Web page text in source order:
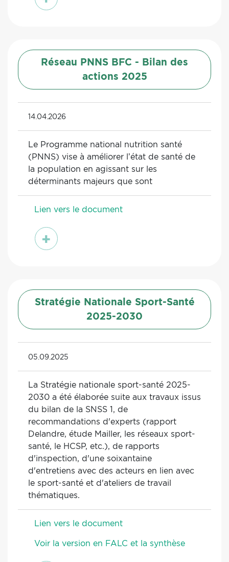
Réseau PNNS BFC - Bilan des
actions 2025
14.04.2026
Le Programme national nutrition santé
(PNNS) vise à améliorer l’état de santé de
la population en agissant sur les
déterminants majeurs que sont
Lien vers le document
voir
Stratégie Nationale Sport-Santé
2025-2030
05.09.2025
La Stratégie nationale sport-santé 2025-
2030 a été élaborée suite aux travaux issus
du bilan de la SNSS 1, de
recommandations d'experts (rapport
Delandre, étude Mailler, les réseaux sport-
santé, le HCSP, etc.), de rapports
d'inspection, d'une soixantaine
d'entretiens avec des acteurs en lien avec
le sport-santé et d'ateliers de travail
thématiques.
Lien vers le document
Voir la version en FALC et la synthèse